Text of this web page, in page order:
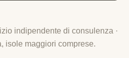
indipendente di consulenza ·
isole maggiori comprese.